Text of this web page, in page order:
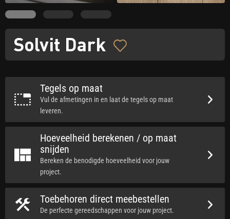
Solvit Dark
Tegels op maat
Vul de afmetingen in en laat de tegels op maat
leveren.
Hoeveelheid berekenen / op maat
snijden
Bereken de benodigde hoeveelheid voor jouw
project.
Toebehoren direct meebestellen
De perfecte gereedschappen voor jouw project.